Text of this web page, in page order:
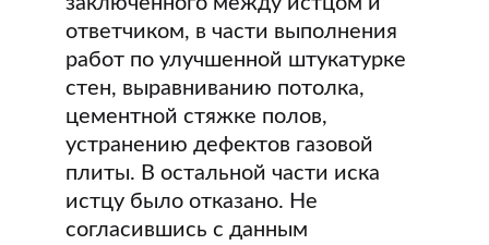
ответчиком, в части выполнения
работ по улучшенной штукатурке
стен, выравниванию потолка,
цементной стяжке полов,
устранению дефектов газовой
плиты. В остальной части иска
истцу было отказано. Не
согласившись с данным